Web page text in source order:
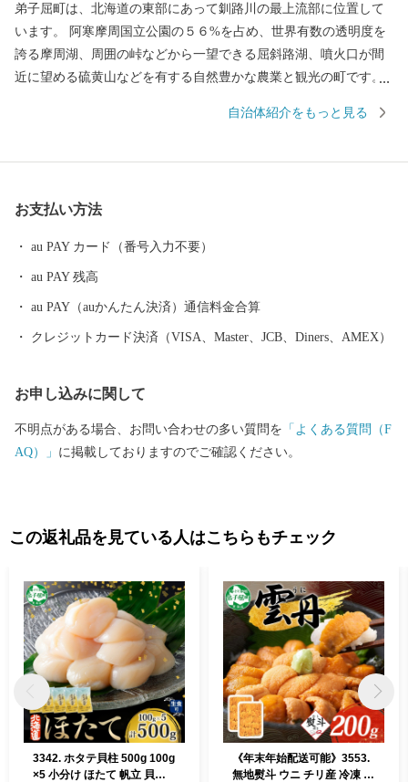
弟子屈町は、北海道の東部にあって釧路川の最上流部に位置して
います。 阿寒摩周国立公園の５６%を占め、世界有数の透明度を
誇る摩周湖、周囲の峠などから一望できる屈斜路湖、噴火口が間
近に望める硫黄山などを有する自然豊かな農業と観光の町です。
言」をしており、良質な温泉が楽しめます。
自治体紹介をもっと見る
お支払い方法
au PAY カード（番号入力不要）
au PAY 残高
au PAY（auかんたん決済）通信料金合算
クレジットカード決済（VISA、Master、JCB、Diners、AMEX）
お申し込みに関して
不明点がある場合、お問い合わせの多い質問を 「よくある質問（F
AQ）」 に掲載しておりますのでご確認ください。
この返礼品を見ている人はこちらもチェック
3342. ホタテ貝柱 500g 100g
×5 小分け ほたて 帆立 貝柱
《年末年始配送可能》3553.
無地熨斗 ウニ チリ産 冷凍 う